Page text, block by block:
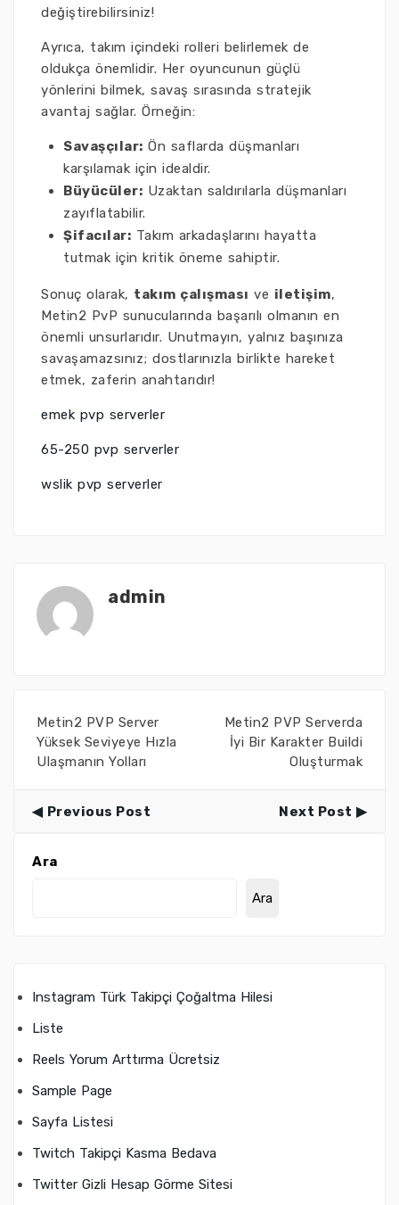
değiştirebilirsiniz!
Ayrıca, takım içindeki rolleri belirlemek de
oldukça önemlidir. Her oyuncunun güçlü
yönlerini bilmek, savaş sırasında stratejik
avantaj sağlar. Örneğin:
Savaşçılar: Ön saflarda düşmanları
karşılamak için idealdir.
Büyücüler: Uzaktan saldırılarla düşmanları
zayıflatabilir.
Şifacılar: Takım arkadaşlarını hayatta
tutmak için kritik öneme sahiptir.
Sonuç olarak, takım çalışması ve iletişim,
Metin2 PvP sunucularında başarılı olmanın en
önemli unsurlarıdır. Unutmayın, yalnız başınıza
savaşamazsınız; dostlarınızla birlikte hareket
etmek, zaferin anahtarıdır!
emek pvp serverler
65-250 pvp serverler
wslik pvp serverler
admin
Metin2 PVP Server
Yüksek Seviyeye Hızla
Ulaşmanın Yolları
Metin2 PVP Serverda
İyi Bir Karakter Buildi
Oluşturmak
Previous Post Next Post
Ara
Ara
Instagram Türk Takipçi Çoğaltma Hilesi
Liste
Reels Yorum Arttırma Ücretsiz
Sample Page
Sayfa Listesi
Twitch Takipçi Kasma Bedava
Twitter Gizli Hesap Görme Sitesi